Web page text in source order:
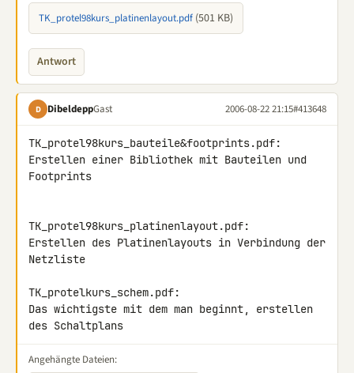
TK_protel98kurs_platinenlayout.pdf (501 KB)
Antwort
D DibeldeppGast 2006-08-22 21:15#413648
TK_protel98kurs_bauteile&footprints.pdf:
Erstellen einer Bibliothek mit Bauteilen und
Footprints
TK_protel98kurs_platinenlayout.pdf:
Erstellen des Platinenlayouts in Verbindung der
Netzliste
TK_protelkurs_schem.pdf:
Das wichtigste mit dem man beginnt, erstellen
des Schaltplans
Angehängte Dateien: